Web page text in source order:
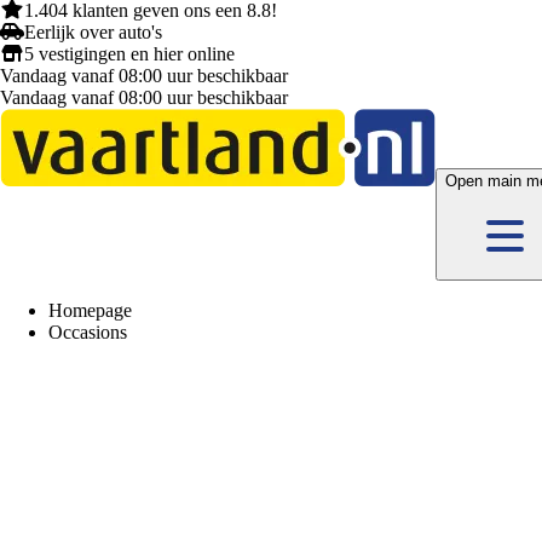
1.404 klanten geven ons een 8.8!
Eerlijk over auto's
5 vestigingen en hieronline
Vandaag vanaf 08:00 uur beschikbaar
Vandaag vanaf 08:00 uur beschikbaar
Open main
Homepage
Occasions